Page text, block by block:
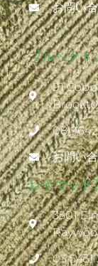
お問い
ブルックト
91
08
お問い
レイウッド
3501
03